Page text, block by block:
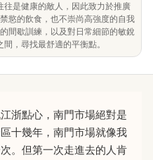
是健康的敵人，因此致力於推廣
慾的飲食，也不崇尚高強度的自我
間歇訓練，以及對日常細節的敏銳
，尋找最舒適的平衡點。
浙點心，南門市場絕對是
十幾年，南門市場就像我
。但第一次走進去的人肯